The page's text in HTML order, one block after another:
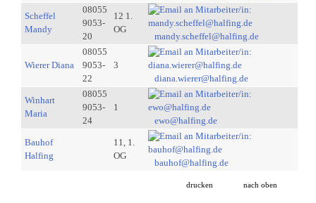
Scheffel
Mandy
08055
9053-
20
12 1.
OG
mandy.scheffel@halfing.de
Wierer Diana
08055
9053-
22
3
diana.wierer@halfing.de
Winhart
Maria
08055
9053-
24
1
ewo@halfing.de
Bauhof
Halfing
11, 1.
OG
bauhof@halfing.de
drucken nach oben